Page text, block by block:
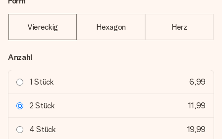
Viereckig Hexagon Herz
Anzahl
1 Stück 6,99
2 Stück 11,99
4 Stück 19,99